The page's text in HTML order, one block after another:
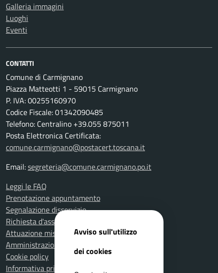
Galleria immagini
Luoghi
Eventi
CONTATTI
Comune di Carmignano
Piazza Matteotti 1 - 59015 Carmignano
P. IVA: 00255160970
Codice Fiscale: 01342090485
Telefono: Centralino +39.055 875011
Posta Elettronica Certificata:
comune.carmignano@postacert.toscana.it
Email:segreteria@comune.carmignano.po.it
Leggi le FAQ
Prenotazione appuntamento
Segnalazione disservizio
Richiesta d'assistenza
Attuazione misure PNRR
Amministrazione trasparente
Cookie policy
Informativa privacy
Avviso sull'utilizzo
dei cookies